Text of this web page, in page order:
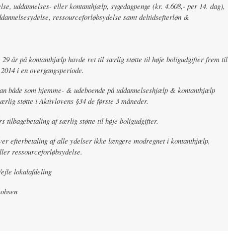
uddannelses- eller kontanthjælp, sygedagpenge (kr. 4.608,- per 14. dag),
ressourceforløbsydelse samt deltidsefterløn &
29 år på kontanthjælp havde ret til særlig støtte til høje boligudgifter frem til
i en overgangsperiode.
både som hjemme- & udeboende på uddannelseshjælp & kontanthjælp
støtte i Aktivlovens §34 de første 3 måneder.
tilbagebetaling af særlig støtte til høje boligudgifter.
efterbetaling af alle ydelser ikke længere modregnet i kontanthjælp,
ressourceforløbsydelse.
lokalafdeling